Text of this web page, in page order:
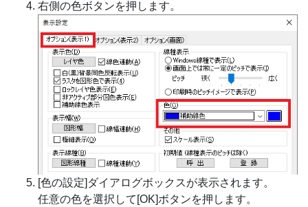
右側の色ボタンを押します。
[色の設定]ダイアログボックスが表示されます。
任意の色を選択して[OK]ボタンを押します。